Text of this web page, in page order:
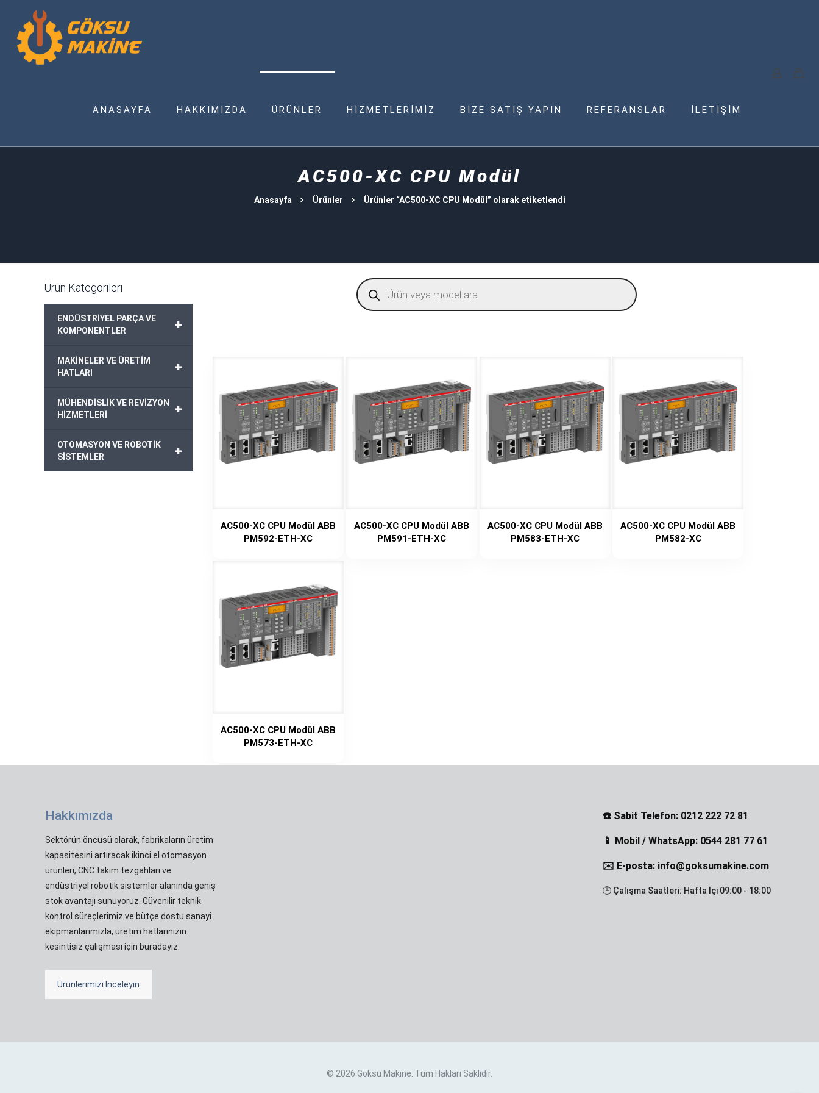
ANASAYFA HAKKIMIZDA ÜRÜNLER HİZMETLERİMİZ BİZE SATIŞ YAPIN REFERANSLAR İLETİŞİM
AC500-XC CPU Modül
Anasayfa Ürünler Ürünler “AC500-XC CPU Modül” olarak etiketlendi
Products
search
AC500-XC CPU Modül ABB
PM592-ETH-XC
AC500-XC CPU Modül ABB
PM591-ETH-XC
AC500-XC CPU Modül ABB
PM583-ETH-XC
AC500-XC CPU Modül ABB
PM582-XC
AC500-XC CPU Modül ABB
PM573-ETH-XC
Ürün Kategorileri
+
ENDÜSTRİYEL PARÇA VE
KOMPONENTLER
+
MAKİNELER VE ÜRETİM
HATLARI
+
MÜHENDİSLİK VE REVİZYON
HİZMETLERİ
+
OTOMASYON VE ROBOTİK
SİSTEMLER
Hakkımızda
Sektörün öncüsü olarak, fabrikaların üretim
kapasitesini artıracak ikinci el otomasyon
ürünleri, CNC takım tezgahları ve
endüstriyel robotik sistemler alanında geniş
stok avantajı sunuyoruz. Güvenilir teknik
kontrol süreçlerimiz ve bütçe dostu sanayi
ekipmanlarımızla, üretim hatlarınızın
kesintisiz çalışması için buradayız.
Ürünlerimizi İnceleyin
☎️ Sabit Telefon: 0212 222 72 81
📱 Mobil / WhatsApp: 0544 281 77 61
✉️ E-posta: info@goksumakine.com
🕒 Çalışma Saatleri: Hafta İçi 09:00 - 18:00